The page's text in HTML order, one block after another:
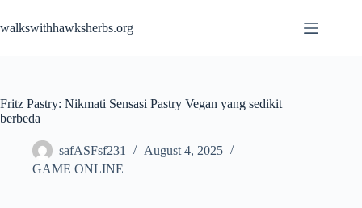
content
walkswithhawksherbs.org
Fritz Pastry: Nikmati Sensasi Pastry Vegan yang sedikit
berbeda
safASFsf231
August 4, 2025
GAME ONLINE